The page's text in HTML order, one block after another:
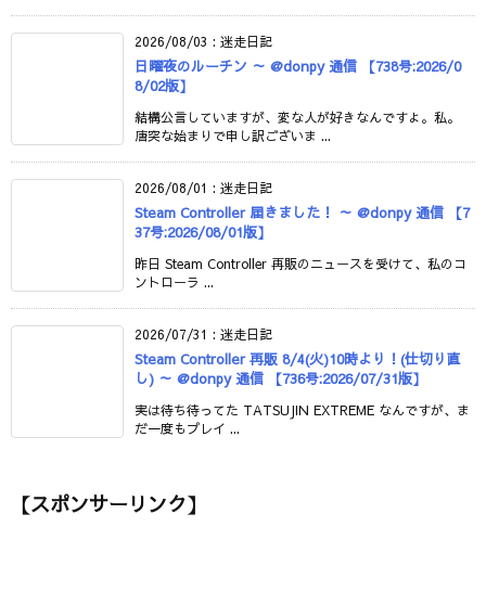
2026/08/03 : 迷走日記
日曜夜のルーチン ～ @donpy 通信 【738号:2026/0
8/02版】
結構公言していますが、変な人が好きなんですよ。私。
唐突な始まりで申し訳ございま ...
2026/08/01 : 迷走日記
Steam Controller 届きました！ ～ @donpy 通信 【7
37号:2026/08/01版】
昨日 Steam Controller 再販のニュースを受けて、私のコ
ントローラ ...
2026/07/31 : 迷走日記
Steam Controller 再販 8/4(火)10時より！(仕切り直
し) ～ @donpy 通信 【736号:2026/07/31版】
実は待ち待ってた TATSUJIN EXTREME なんですが、ま
だ一度もプレイ ...
【スポンサーリンク】